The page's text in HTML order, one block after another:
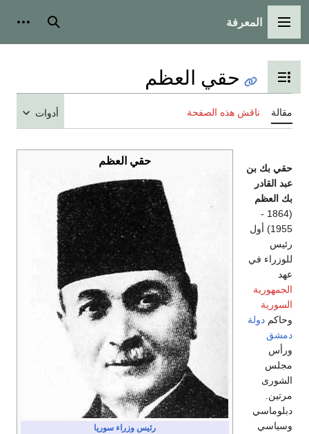
القائمة الرئيسية
المعرفة بحث
تبديل عرض جدول المحتويات
حقي العظم
مقالة ناقش هذه الصفحة أدوات
حقي العظم
رئيس وزراء سوريا
حقي بك بن
عبد القادر
بك العظم
(1864 -
1955) أول
رئيس
للوزراء في
عهد
الجمهورية
السورية
وحاكم دولة
دمشق
ورأس
مجلس
الشورى
مرتين.
دبلوماسي
وسياسي